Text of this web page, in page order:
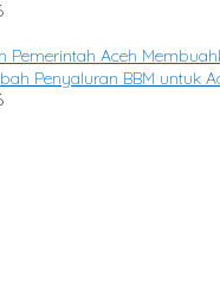
Pemerintah Aceh
Penyaluran BBM untuk